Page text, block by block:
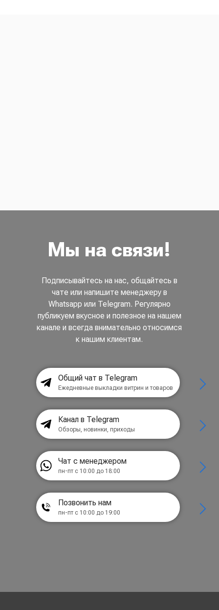
Мы на связи!
Подписывайтесь на нас, общайтесь в
чате или напишите менеджеру в
Whatsapp или Telegram. Регулярно
публикуем вкусное и полезное на нашем
канале и всегда внимательно относимся
к нашим клиентам.
Общий чат в Telegram
Ежедневные выкладки витрин и товаров
Канал в Telegram
Обзоры, новинки, приходы
Чат с менеджером
пн-пт с 10:00 до 18:00
Позвонить нам
пн-пт с 10:00 до 19:00